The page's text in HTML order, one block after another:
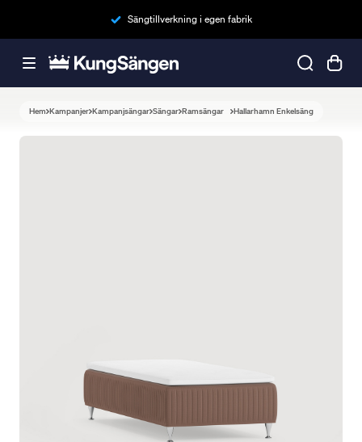
Sängtillverkning i egen fabrik
Hem Kampanjer Kampanjsängar Sängar Ramsängar Hallarhamn Enkelsäng